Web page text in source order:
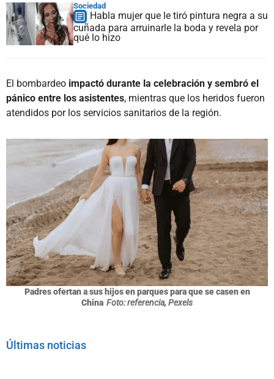
Sociedad
Habla mujer que le tiró pintura negra a su
cuñada para arruinarle la boda y revela por
qué lo hizo
El bombardeo impactó durante la celebración y sembró el
pánico entre los asistentes, mientras que los heridos fueron
atendidos por los servicios sanitarios de la región.
Padres ofertan a sus hijos en parques para que se casen en
China Foto: referencia, Pexels
Últimas noticias